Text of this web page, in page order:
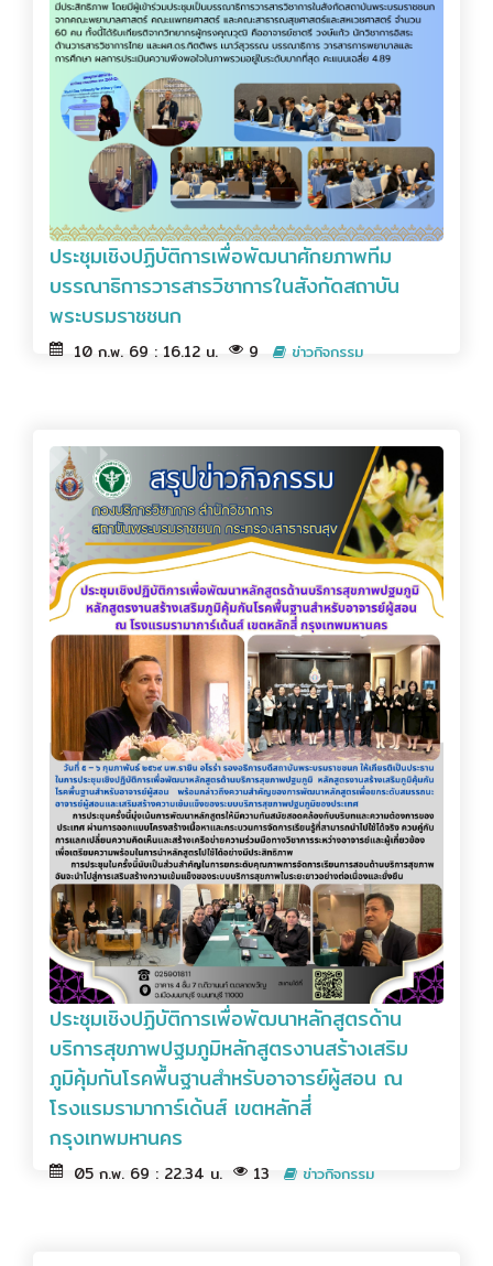
ประชุมเชิงปฏิบัติการเพื่อพัฒนาศักยภาพทีม
บรรณาธิการวารสารวิชาการในสังกัดสถาบัน
พระบรมราชชนก
10 ก.พ. 69 : 16.12 น. 9 ข่าวกิจกรรม
ประชุมเชิงปฏิบัติการเพื่อพัฒนาหลักสูตรด้าน
บริการสุขภาพปฐมภูมิหลักสูตรงานสร้างเสริม
ภูมิคุ้มกันโรคพื้นฐานสำหรับอาจารย์ผู้สอน ณ
โรงแรมรามาการ์เด้นส์ เขตหลักสี่
กรุงเทพมหานคร
05 ก.พ. 69 : 22.34 น. 13 ข่าวกิจกรรม